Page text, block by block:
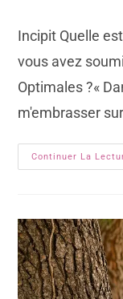
Incipit Quelle
vous avez
Optimales ?«
m'embrasser
Continuer La